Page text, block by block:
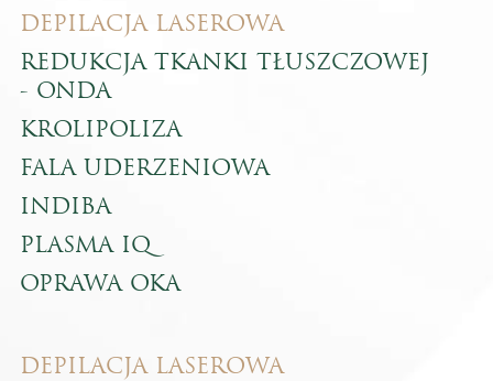
DEPILACJA LASEROWA
REDUKCJA TKANKI TŁUSZCZOWEJ
- ONDA
KROLIPOLIZA
FALA UDERZENIOWA
INDIBA
PLASMA IQ
OPRAWA OKA
DEPILACJA LASEROWA